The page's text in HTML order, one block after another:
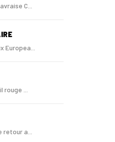
C...
...
a...